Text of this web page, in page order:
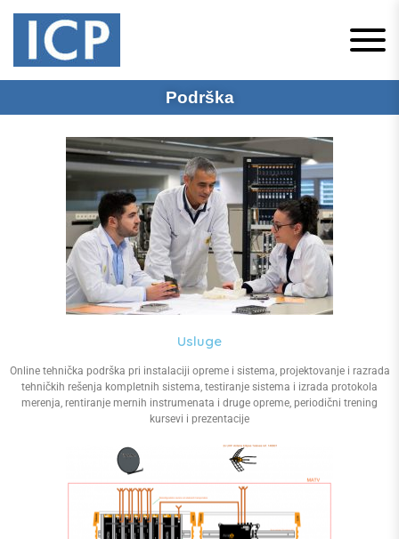
ICP Niš, Televes
Srbija
Televes Srbija
Podrška
Usluge
Online tehnička podrška pri instalaciji opreme i sistema, projektovanje i razrada
tehničkih rešenja kompletnih sistema, testiranje sistema i izrada protokola
merenja, rentiranje mernih instrumenata i druge opreme, periodični trening
kursevi i prezentacije